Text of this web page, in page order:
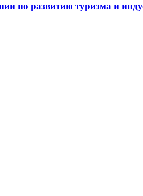
по развитию туризма и